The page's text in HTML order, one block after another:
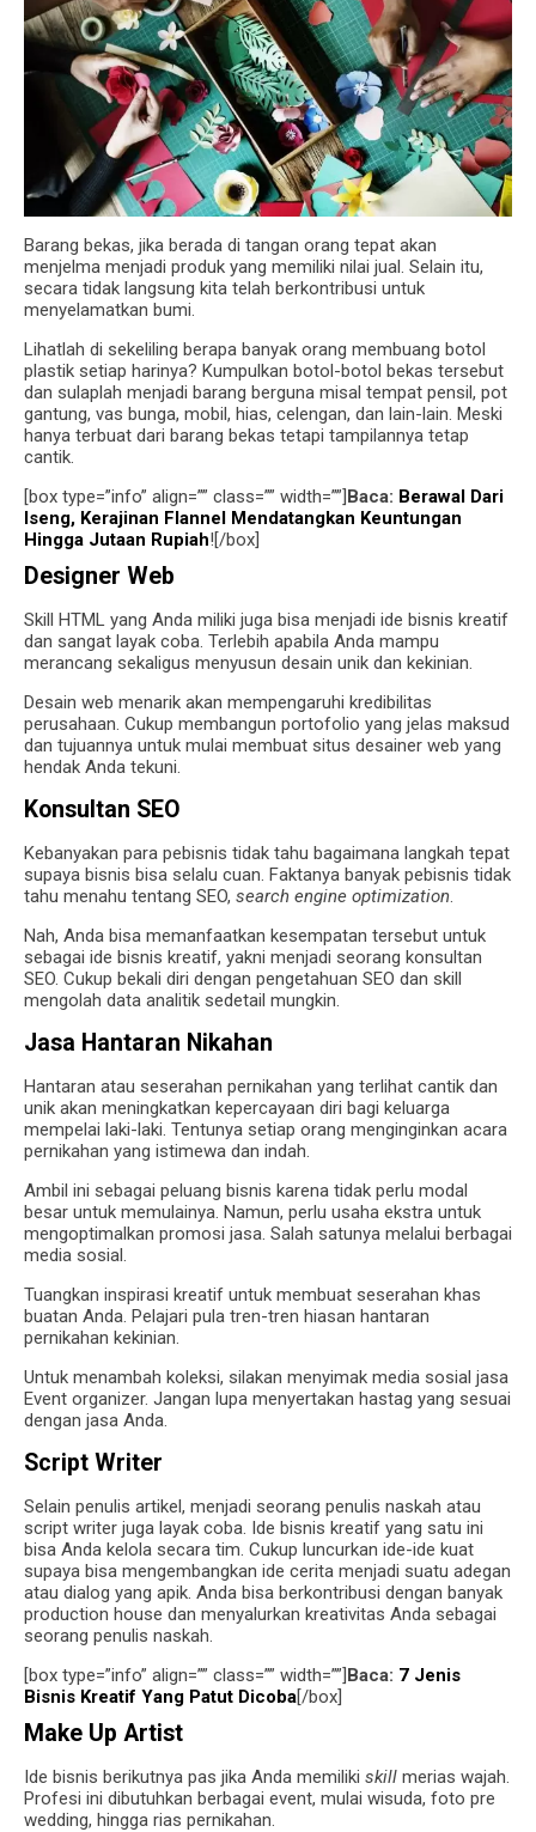
Barang bekas, jika berada di tangan orang tepat akan
menjelma menjadi produk yang memiliki nilai jual. Selain itu,
secara tidak langsung kita telah berkontribusi untuk
menyelamatkan bumi.
Lihatlah di sekeliling berapa banyak orang membuang botol
plastik setiap harinya? Kumpulkan botol-botol bekas tersebut
dan sulaplah menjadi barang berguna misal tempat pensil, pot
gantung, vas bunga, mobil, hias, celengan, dan lain-lain. Meski
hanya terbuat dari barang bekas tetapi tampilannya tetap
cantik.
[box type=”info” align=”” class=”” width=””]Baca: Berawal Dari
Iseng, Kerajinan Flannel Mendatangkan Keuntungan
Hingga Jutaan Rupiah![/box]
Designer Web
Skill HTML yang Anda miliki juga bisa menjadi ide bisnis kreatif
dan sangat layak coba. Terlebih apabila Anda mampu
merancang sekaligus menyusun desain unik dan kekinian.
Desain web menarik akan mempengaruhi kredibilitas
perusahaan. Cukup membangun portofolio yang jelas maksud
dan tujuannya untuk mulai membuat situs desainer web yang
hendak Anda tekuni.
Konsultan SEO
Kebanyakan para pebisnis tidak tahu bagaimana langkah tepat
supaya bisnis bisa selalu cuan. Faktanya banyak pebisnis tidak
tahu menahu tentang SEO, search engine optimization.
Nah, Anda bisa memanfaatkan kesempatan tersebut untuk
sebagai ide bisnis kreatif, yakni menjadi seorang konsultan
SEO. Cukup bekali diri dengan pengetahuan SEO dan skill
mengolah data analitik sedetail mungkin.
Jasa Hantaran Nikahan
Hantaran atau seserahan pernikahan yang terlihat cantik dan
unik akan meningkatkan kepercayaan diri bagi keluarga
mempelai laki-laki. Tentunya setiap orang menginginkan acara
pernikahan yang istimewa dan indah.
Ambil ini sebagai peluang bisnis karena tidak perlu modal
besar untuk memulainya. Namun, perlu usaha ekstra untuk
mengoptimalkan promosi jasa. Salah satunya melalui berbagai
media sosial.
Tuangkan inspirasi kreatif untuk membuat seserahan khas
buatan Anda. Pelajari pula tren-tren hiasan hantaran
pernikahan kekinian.
Untuk menambah koleksi, silakan menyimak media sosial jasa
Event organizer. Jangan lupa menyertakan hastag yang sesuai
dengan jasa Anda.
Script Writer
Selain penulis artikel, menjadi seorang penulis naskah atau
script writer juga layak coba. Ide bisnis kreatif yang satu ini
bisa Anda kelola secara tim. Cukup luncurkan ide-ide kuat
supaya bisa mengembangkan ide cerita menjadi suatu adegan
atau dialog yang apik. Anda bisa berkontribusi dengan banyak
production house dan menyalurkan kreativitas Anda sebagai
seorang penulis naskah.
[box type=”info” align=”” class=”” width=””]Baca: 7 Jenis
Bisnis Kreatif Yang Patut Dicoba[/box]
Make Up Artist
Ide bisnis berikutnya pas jika Anda memiliki skill merias wajah.
Profesi ini dibutuhkan berbagai event, mulai wisuda, foto pre
wedding, hingga rias pernikahan.